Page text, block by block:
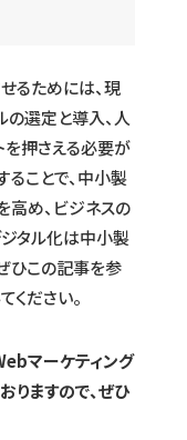
るためには、現
選定と導入、人
押さえる必要が
ることで、中小製
高め、ビジネスの
ジタル化は中小製
ひこの記事を参
ください。
マーケティング
りますので、ぜひ